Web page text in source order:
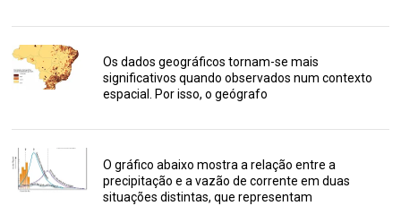
Os dados geográficos tornam-se mais
significativos quando observados num contexto
espacial. Por isso, o geógrafo
O gráfico abaixo mostra a relação entre a
precipitação e a vazão de corrente em duas
situações distintas, que representam